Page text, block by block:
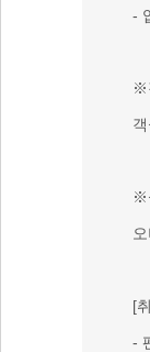
-
※
※
[
-